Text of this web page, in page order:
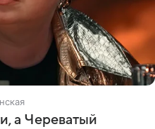
а Череватый